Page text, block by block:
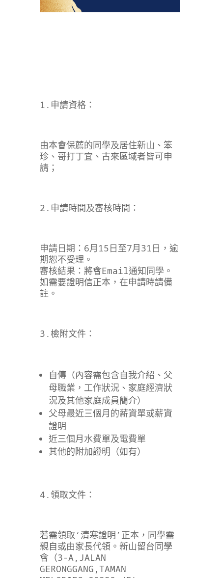
1.申請資格：
由本會保薦的同學及居住新山、笨
珍、哥打丁宜、古來區域者皆可申
請；
2.申請時間及審核時間：
申請日期：6月15日至7月31日，逾
期恕不受理。
審核結果：將會Email通知同學。
如需要證明信正本，在申請時請備
註。
3.檢附文件：
自傳（內容需包含自我介紹、父
母職業，工作狀況、家庭經濟狀
況及其他家庭成員簡介）
父母最近三個月的薪資單或薪資
證明
近三個月水費單及電費單
其他的附加證明（如有）
4.領取文件：
若需領取‘清寒證明’正本，同學需
親自或由家長代領。新山留台同學
會（3-A,JALAN
GERONGGANG,TAMAN